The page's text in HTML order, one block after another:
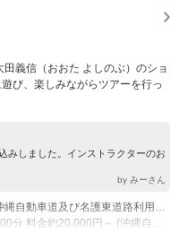
義信（おおた よしのぶ）のショ
び、楽しみながらツアーを行っ
みしました。インストラクターのお
by みーさん
(1)レンタカーの場合: 那覇空港から車で沖縄自動車道及び名護東道路利用時、所要時間約100分 恩納村から国道58号線で約60分ほどかかります。